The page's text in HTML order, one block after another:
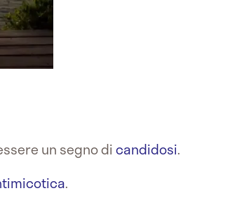
un segno dicandidosi.
.